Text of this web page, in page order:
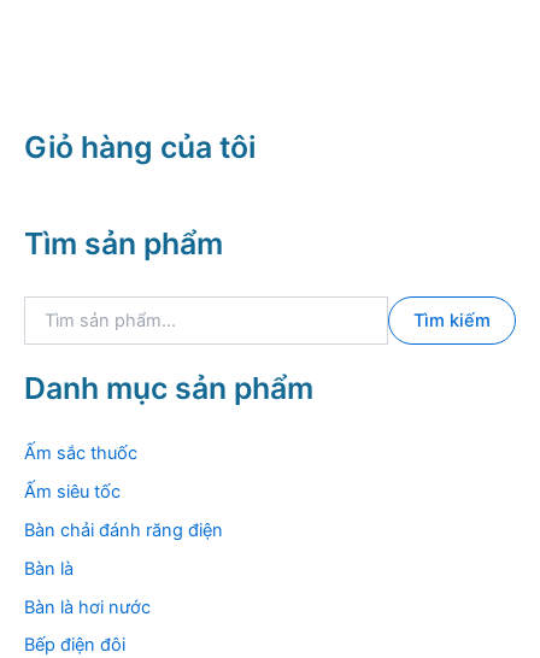
Giỏ hàng của tôi
Tìm sản phẩm
k
i
m
Tìm kiếm
Danh mục sản phẩm
Ấm sắc thuốc
Ấm siêu tốc
Bàn chải đánh răng điện
Bàn là
Bàn là hơi nước
Bếp điện đôi